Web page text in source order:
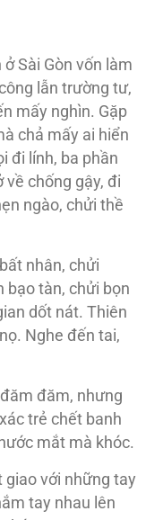
Sài Gòn vốn làm
lẫn trường tư,
mấy nghìn. Gặp
chả mấy ai hiển
đi lính, ba phần
chống gậy, đi
ngào, chửi thề
nhân, chửi
bạo tàn, chửi bọn
dốt nát. Thiên
Nghe đến tai,
đăm, nhưng
trẻ chết banh
mắt mà khóc.
giao với những tay
tay nhau lên